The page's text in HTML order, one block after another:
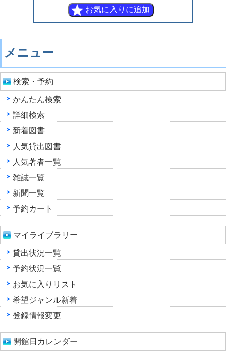
メニュー
検索・予約
かんたん検索
詳細検索
新着図書
人気貸出図書
人気著者一覧
雑誌一覧
新聞一覧
予約カート
マイライブラリー
貸出状況一覧
予約状況一覧
お気に入りリスト
希望ジャンル新着
登録情報変更
開館日カレンダー